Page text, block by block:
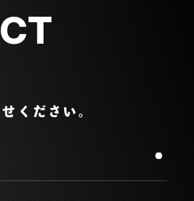
ください。